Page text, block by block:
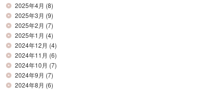
2025年4月 (8)
2025年3月 (9)
2025年2月 (7)
2025年1月 (4)
2024年12月 (4)
2024年11月 (6)
2024年10月 (7)
2024年9月 (7)
2024年8月 (6)